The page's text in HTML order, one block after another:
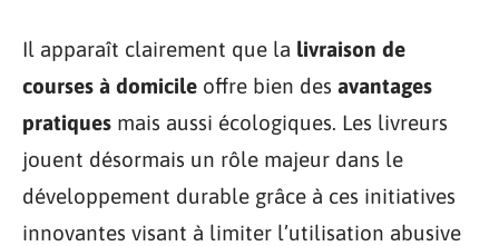
Il apparaît clairement que la livraison de
courses à domicile offre bien des avantages
pratiques mais aussi écologiques. Les livreurs
jouent désormais un rôle majeur dans le
développement durable grâce à ces initiatives
innovantes visant à limiter l’utilisation abusive